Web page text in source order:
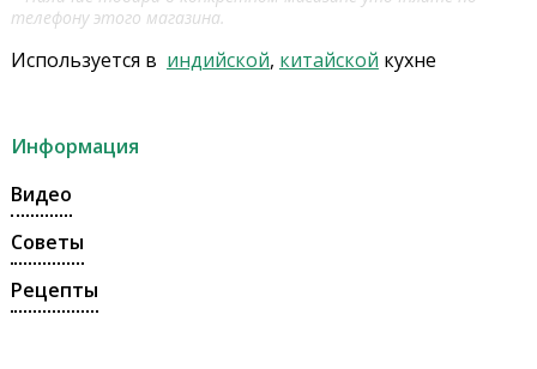
телефону этого магазина.
Используется в индийской, китайской кухне
Информация
Видео
Советы
Рецепты